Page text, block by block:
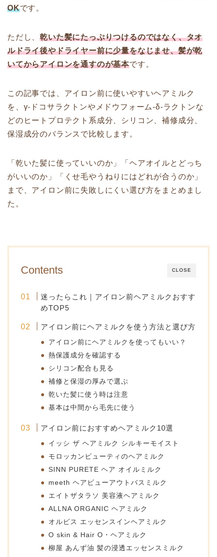
OKです。
ただし、乾いた髪にたっぷりつけるのではなく、タオ
ルドライ後やドライヤー前に少量をなじませ、髪が乾
いてからアイロンを通すのが基本です。
この記事では、アイロン前に使いやすいヘアミルク
を、γ-ドコサラクトンやメドウフォーム-δ-ラクトンな
どのヒートプロテクト系成分、シリコン、補修成分、
保湿成分のバランスで比較します。
「乾いた髪に使っていいのか」「ヘアオイルとどっち
がいいのか」「くせ毛やうねりにはどれが合うのか」
まで、アイロン前に失敗しにくい選び方をまとめまし
た。
CLOSE
Contents
迷ったらこれ｜アイロン前ヘアミルクおすす
めTOP5
アイロン前にヘアミルクを使う方法と選び方
アイロン前にヘアミルクを使ってもいい？
熱保護成分を確認する
シリコン配合も見る
補修と保湿の厚みで選ぶ
乾いた髪に使う時は注意
基本は中間から毛先に使う
アイロン前におすすめヘアミルク10選
イッシ ザ ヘアミルク シルキーモイスト
モロッカンビューティのヘアミルク
SINN PURETE ヘア オイルミルク
meeth ヘアビューアウトバスミルク
エイトザタラソ 美容液ヘアミルク
ALLNA ORGANIC ヘアミルク
オルビス エッセンスインヘアミルク
O skin & Hair O・ヘアミルク
柳屋 あんず油 髪の浸透エッセンスミルク